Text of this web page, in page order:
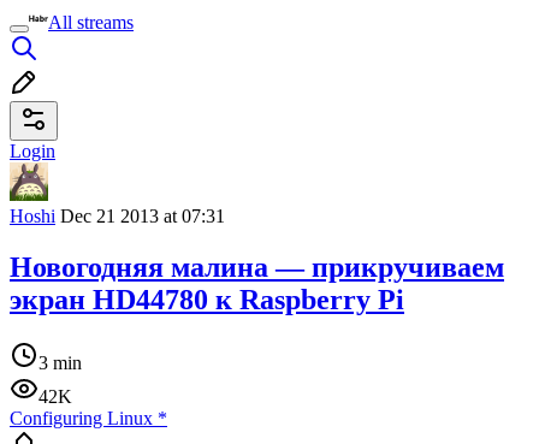
All streams
Login
Hoshi Dec 21 2013 at 07:31
Новогодняя малина — прикручиваем
экран HD44780 к Raspberry Pi
3 min
42K
Configuring Linux *